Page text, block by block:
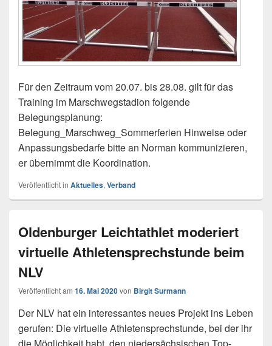
Für den Zeitraum vom 20.07. bis 28.08. gilt für das
Training im Marschwegstadion folgende
Belegungsplanung:
Belegung_Marschweg_Sommerferien Hinweise oder
Anpassungsbedarfe bitte an Norman kommunizieren,
er übernimmt die Koordination.
Veröffentlicht in Aktuelles, Verband
Oldenburger Leichtathlet moderiert
virtuelle Athletensprechstunde beim
NLV
Veröffentlicht am 16. Mai 2020von Birgit Surmann
Der NLV hat ein interessantes neues Projekt ins Leben
gerufen: Die virtuelle Athletensprechstunde, bei der ihr